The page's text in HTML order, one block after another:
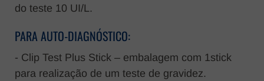
do teste 10 UI/L.
PARA AUTO-DIAGNÓSTICO:
- Clip Test Plus Stick – embalagem com 1stick
para realização de um teste de gravidez.